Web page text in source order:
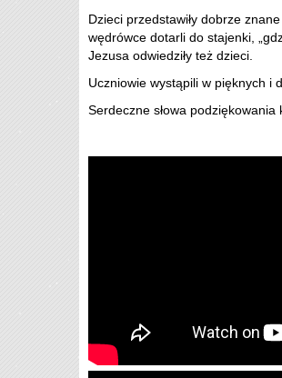
Dzieci przedstawiły dobrze
wędrówce dotarli do stajenki,
Jezusa odwiedziły też dzieci.
Uczniowie wystąpili w pięknych i
Serdeczne słowa